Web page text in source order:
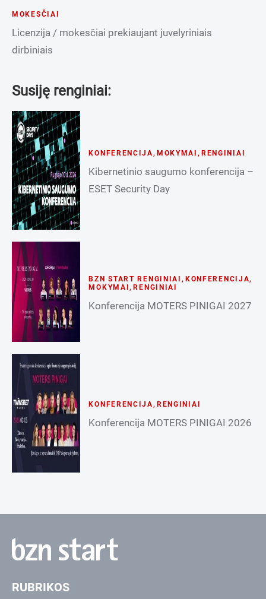
MOKESČIAI
Licenzija / mokesčiai prekiaujant juvelyriniais
dirbiniais
Susiję renginiai:
KONFERENCIJA , MOKYMAI , RENGINIAI
Kibernetinio saugumo konferencija –
ESET Security Day
BZN START RENGINIAI , KONFERENCIJA,
MOKYMAI ,RENGINIAI
Konferencija MOTERS PINIGAI 2027
KONFERENCIJA, RENGINIAI
Konferencija MOTERS PINIGAI 2026
RUBRIKOS